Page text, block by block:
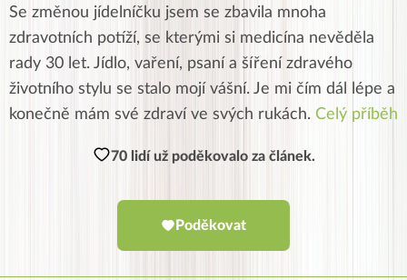
Se změnou jídelníčku jsem se zbavila mnoha
zdravotních potíží, se kterými si medicína nevěděla
rady 30 let. Jídlo, vaření, psaní a šíření zdravého
životního stylu se stalo mojí vášní. Je mi čím dál lépe a
konečně mám své zdraví ve svých rukách. Celý příběh
70 lidí už poděkovalo za článek.
Poděkovat